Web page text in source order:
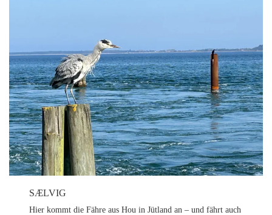
SÆLVIG
Hier kommt die Fähre aus Hou in Jütland an – und fährt auch